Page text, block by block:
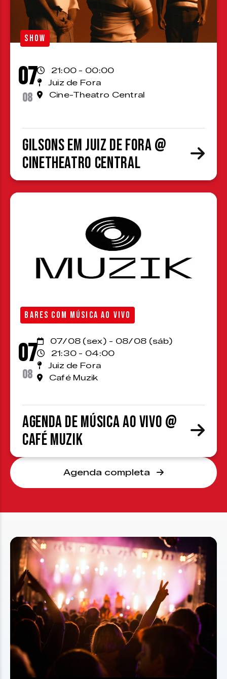
SHOW
07
08
21:00 - 00:00
Juiz de Fora
Cine-Theatro Central
Gilsons em Juiz de Fora @
CineTheatro Central
BARES COM MÚSICA AO VIVO
07
08
07/08 (sex) - 08/08 (sáb)
21:30 - 04:00
Juiz de Fora
Café Muzik
Agenda de Música ao Vivo @
Café Muzik
Agenda completa